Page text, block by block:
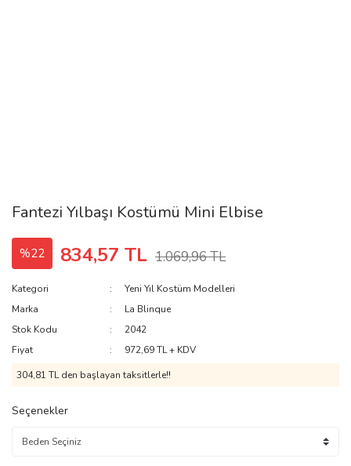
Fantezi Yılbaşı Kostümü Mini Elbise
%22 834,57 TL 1.069,96 TL
Kategori
Yeni Yıl Kostüm Modelleri
Marka
La Blinque
Stok Kodu
2042
Fiyat
972,69 TL + KDV
304,81 TL den başlayan taksitlerle!!
Seçenekler